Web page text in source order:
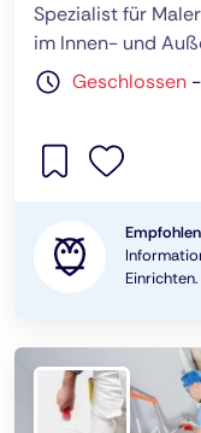
Spezialist für
im Innen- und
Geschlossen -
Einrichten.